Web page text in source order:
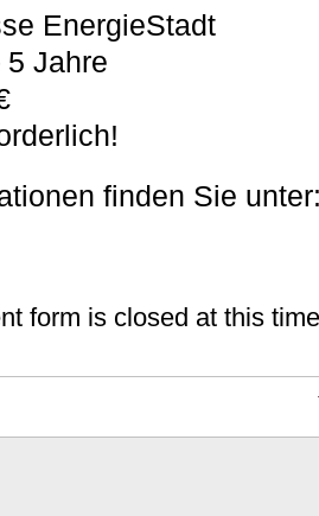
EnergieStadt
Jahre
finden Sie
form is closed at this